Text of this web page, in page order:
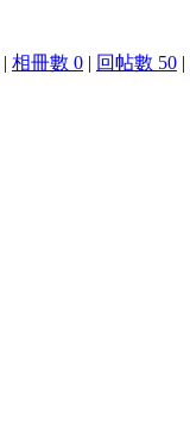
| 相冊數 0 | 回帖數 50 |